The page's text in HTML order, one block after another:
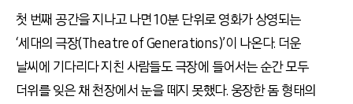
첫 번째 공간을 지나고 나면 10분 단위로 영화가 상영되는
‘세대의 극장(Theatre of Generations)’이 나온다. 더운
날씨에 기다리다 지친 사람들도 극장에 들어서는 순간 모두
더위를 잊은 채 천장에서 눈을 떼지 못했다. 웅장한 돔 형태의